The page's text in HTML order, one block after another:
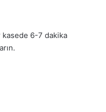
kasede 6-7 dakika